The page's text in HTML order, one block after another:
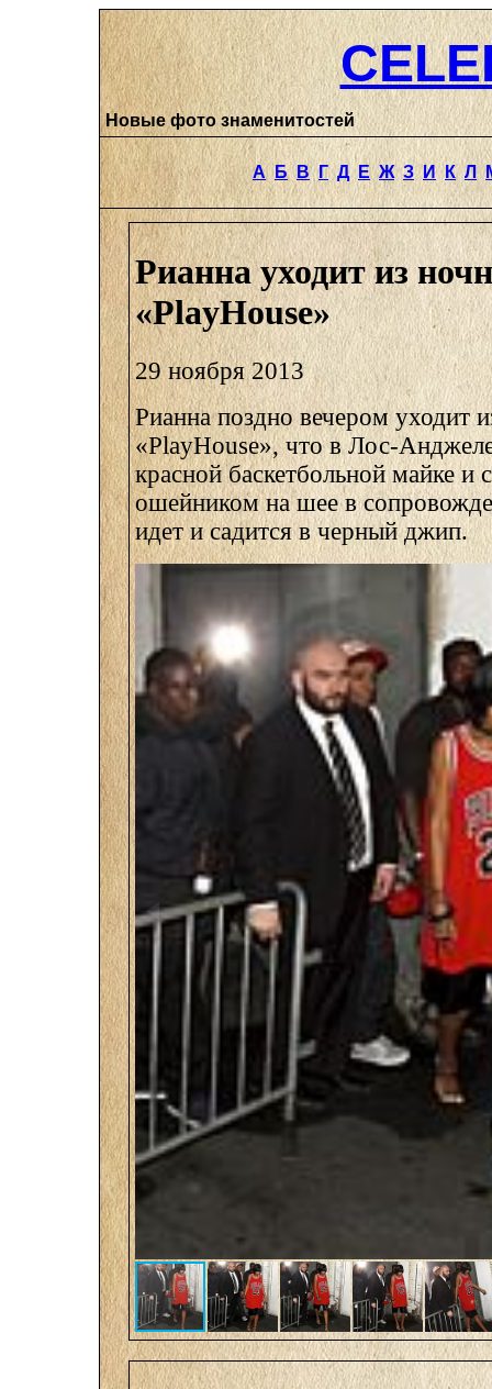
Новые фото знаменитостей
А Б В Г Д Е Ж З И К Л
Рианна уходит из
«PlayHouse»
29 ноября 2013
Рианна поздно вечером уходит
«PlayHouse», что в Лос-
красной баскетбольной майке и
ошейником на шее в
идет и садится в черный джип.